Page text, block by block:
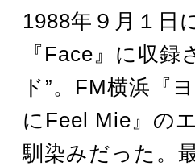
1988年９月１日
『Face』に収
ド”。FM横浜『
にFeel Mie』の
馴染みだった。